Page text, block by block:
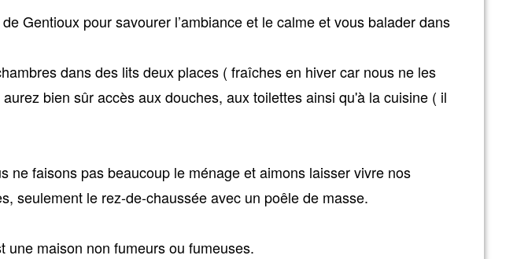
Gentioux pour savourer l’ambiance et le calme et vous balader dans
dans des lits deux places ( fraîches en hiver car nous ne les
bien sûr accès aux douches, aux toilettes ainsi qu'à la cuisine ( il
ne faisons pas beaucoup le ménage et aimons laisser vivre nos
seulement le rez-de-chaussée avec un poêle de masse.
une maison non fumeurs ou fumeuses.